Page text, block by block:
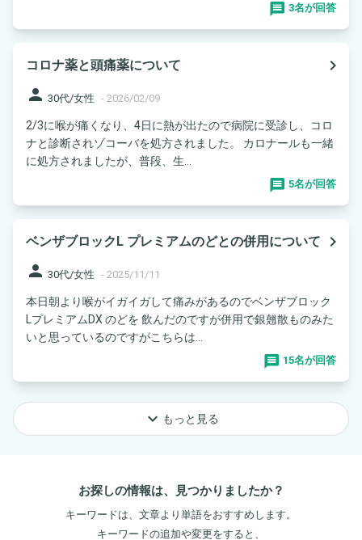
3名が回答
コロナ薬と頭痛薬について
navigate_next
person 30代/女性 - 2026/02/09
2/3に喉が痛くなり、4日に熱が出たので病院に受診し、コロ
ナと診断されゾコーバを処方されました。 カロナールも一緒
に処方されましたが、普段、生...
5名が回答
ベンザブロックL プレミアムのどとの併用について
navigate_next
person 30代/女性 - 2025/11/11
本日朝より喉がイガイガして痛みがあるのでベンザブロック
LプレミアムDX のどを 飲んだのですが併用で銀翹散ものみた
いと思っているのですがこちらは...
15名が回答
keyboard_arrow_down もっと見る
お探しの情報は、見つかりましたか？
キーワードは、文章より単語をおすすめします。
キーワードの追加や変更をすると、